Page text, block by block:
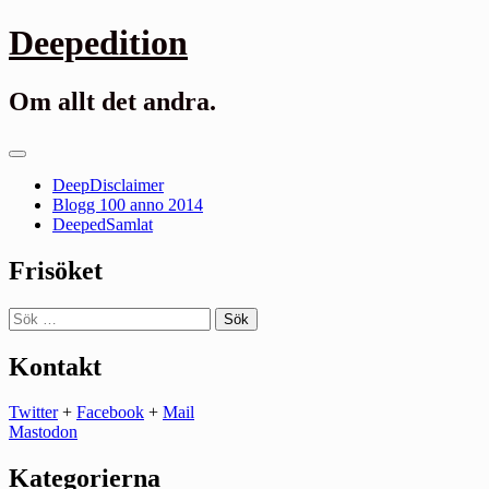
Gå
till
Deepedition
Om allt det andra.
Primär
DeepDisclaimer
Blogg 100 anno 2014
DeepedSamlat
Frisöket
Sök
efter:
Kontakt
Twitter+ Facebook + Mail
Mastodon
Kategorierna